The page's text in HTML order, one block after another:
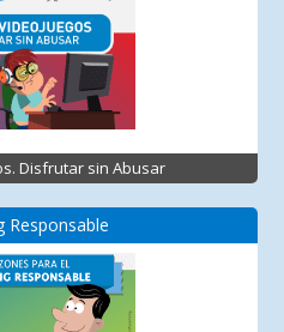
Disfrutar sin Abusar
Responsable